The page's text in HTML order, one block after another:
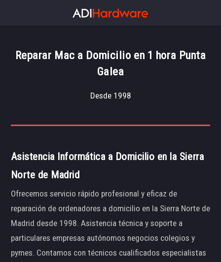
Reparar Mac a Domicilio en 1 hora Punta
Galea
Desde 1998
Asistencia Informática a Domicilio en la Sierra
Norte de Madrid
Ofrecemos servicio rápido profesional y eficaz de
reparación de ordenadores a domicilio en la Sierra Norte de
Madrid desde 1998. Asistencia técnica y soporte a
particulares empresas autónomos negocios colegios y
pymes. Contamos con técnicos cualificados especialistas